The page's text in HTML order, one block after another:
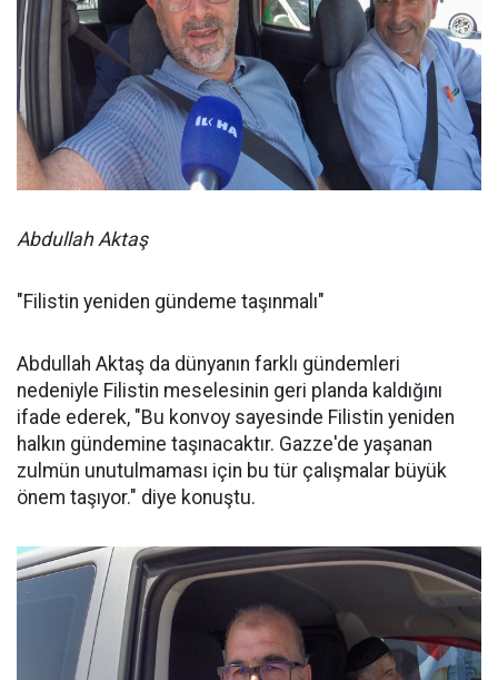
Abdullah Aktaş
"Filistin yeniden gündeme taşınmalı"
Abdullah Aktaş da dünyanın farklı gündemleri
nedeniyle Filistin meselesinin geri planda kaldığını
ifade ederek, "Bu konvoy sayesinde Filistin yeniden
halkın gündemine taşınacaktır. Gazze'de yaşanan
zulmün unutulmaması için bu tür çalışmalar büyük
önem taşıyor." diye konuştu.